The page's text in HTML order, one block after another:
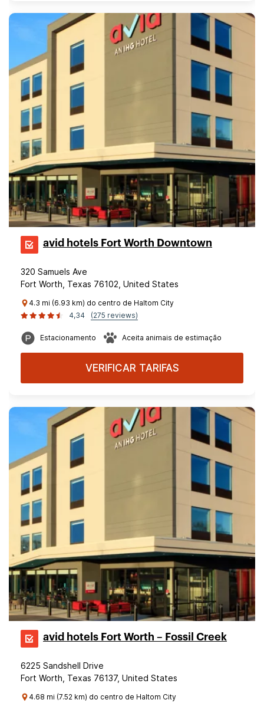
avid hotels Fort Worth Downtown
320 Samuels Ave
Fort Worth, Texas 76102, United States
4.3 mi (6.93 km) do centro de Haltom City
4,34
(275 reviews)
Estacionamento Aceita animais de estimação
VERIFICAR TARIFAS
avid hotels Fort Worth – Fossil Creek
6225 Sandshell Drive
Fort Worth, Texas 76137, United States
4.68 mi (7.52 km) do centro de Haltom City